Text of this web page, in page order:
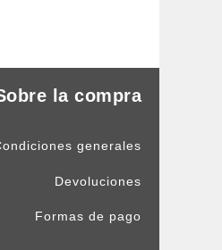
la compra
generales
Devoluciones
Formas de pago